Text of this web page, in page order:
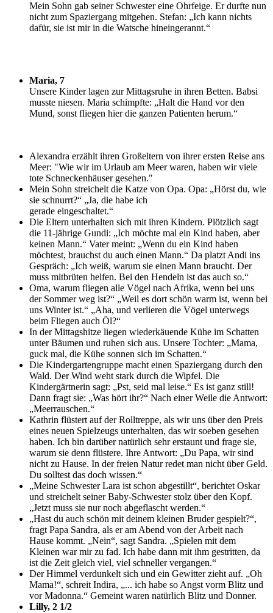
Mein Sohn gab seiner Schwester eine Ohrfeige. Er durfte nun
nicht zum Spaziergang mitgehen. Stefan: „Ich kann nichts
dafür, sie ist mir in die Watsche hineingerannt.“
Maria, 7
Unsere Kinder lagen zur Mittagsruhe in ihren Betten. Babsi
musste niesen. Maria schimpfte: „Halt die Hand vor den
Mund, sonst fliegen hier die ganzen Patienten herum.“
Alexandra erzählt ihren Großeltern von ihrer ersten Reise ans
Meer: "Wie wir im Urlaub am Meer waren, haben wir viele
tote Schneckenhäuser gesehen."
Mein Sohn streichelt die Katze von Opa. Opa: „Hörst du, wie
sie schnurrt?“ „Ja, die habe ich
gerade eingeschaltet.“
Die Eltern unterhalten sich mit ihren Kindern. Plötzlich sagt
die 11-jährige Gundi: „Ich möchte mal ein Kind haben, aber
keinen Mann.“ Vater meint: „Wenn du ein Kind haben
möchtest, brauchst du auch einen Mann.“ Da platzt Andi ins
Gespräch: „Ich weiß, warum sie einen Mann braucht. Der
muss mitbrüten helfen. Bei den Hendeln ist das auch so.“
Oma, warum fliegen alle Vögel nach Afrika, wenn bei uns
der Sommer weg ist?“ „Weil es dort schön warm ist, wenn bei
uns Winter ist.“ „Aha, und verlieren die Vögel unterwegs
beim Fliegen auch Öl?“
In der Mittagshitze liegen wiederkäuende Kühe im Schatten
unter Bäumen und ruhen sich aus. Unsere Tochter: „Mama,
guck mal, die Kühe sonnen sich im Schatten.“
Die Kindergartengruppe macht einen Spaziergang durch den
Wald. Der Wind weht stark durch die Wipfel. Die
Kindergärtnerin sagt: „Pst, seid mal leise.“ Es ist ganz still!
Dann fragt sie: „Was hört ihr?“ Nach einer Weile die Antwort:
„Meerrauschen.“
Kathrin flüstert auf der Rolltreppe, als wir uns über den Preis
eines neuen Spielzeugs unterhalten, das wir soeben gesehen
haben. Ich bin darüber natürlich sehr erstaunt und frage sie,
warum sie denn flüstere. Ihre Antwort: „Du Papa, wir sind
nicht zu Hause. In der freien Natur redet man nicht über Geld.
Du solltest das doch wissen.“
„Meine Schwester Lara ist schon abgestillt“, berichtet Oskar
und streichelt seiner Baby-Schwester stolz über den Kopf.
„Jetzt muss sie nur noch abgeflascht werden.“
„Hast du auch schön mit deinem kleinen Bruder gespielt?“,
fragt Papa Sandra, als er am Abend von der Arbeit nach
Hause kommt. „Nein“, sagt Sandra. „Spielen mit dem
Kleinen war mir zu fad. Ich habe dann mit ihm gestritten, da
ist die Zeit gleich viel, viel schneller vergangen.“
Der Himmel verdunkelt sich und ein Gewitter zieht auf. „Oh
Mama!“, schreit Indira, „... ich habe so Angst vorm Blitz und
vor Madonna.“ Gemeint waren natürlich Blitz und Donner.
Lilly, 2 1/2